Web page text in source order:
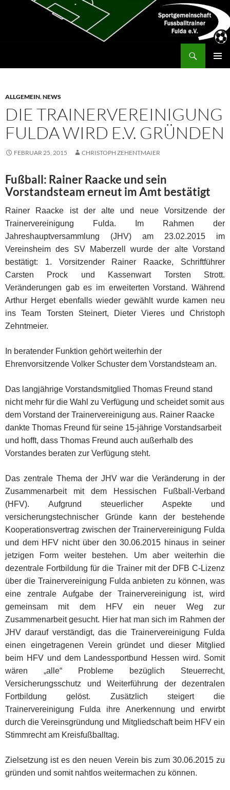
ALLGEMEIN,NEWS
DIE TRAINERVEREINIGUNG
FULDA WIRD E.V. GRÜNDEN
FEBRUAR 25, 2015 CHRISTOPH ZEHENTMAIER
Fußball: Rainer Raacke und sein
Vorstandsteam erneut im Amt bestätigt
Rainer Raacke ist der alte und neue Vorsitzende der
Trainervereinigung Fulda. Im Rahmen der
Jahreshauptversammlung (JHV) am 23.02.2015 im
Vereinsheim des SV Maberzell wurde der alte Vorstand
bestätigt: 1. Vorsitzender Rainer Raacke, Schriftführer
Carsten Prock und Kassenwart Torsten Strott.
Veränderungen gab es im erweiterten Vorstand. Während
Arthur Herget ebenfalls wieder gewählt wurde kamen neu
ins Team Torsten Steinert, Dieter Vieres und Christoph
Zehntmeier.
In beratender Funktion gehört weiterhin der
Ehrenvorsitzende Volker Schuster dem Vorstandsteam an.
Das langjährige Vorstandsmitglied Thomas Freund stand
nicht mehr für die Wahl zu Verfügung und scheidet somit aus
dem Vorstand der Trainervereinigung aus. Rainer Raacke
dankte Thomas Freund für seine 15-jährige Vorstandsarbeit
und hofft, dass Thomas Freund auch außerhalb des
Vorstandes beraten zur Verfügung steht.
Das zentrale Thema der JHV war die Veränderung in der
Zusammenarbeit mit dem Hessischen Fußball-Verband
(HFV). Aufgrund steuerlicher Aspekte und
versicherungstechnischer Gründe kann der bestehende
Kooperationsvertrag zwischen der Trainervereinigung Fulda
und dem HFV nicht über den 30.06.2015 hinaus in seiner
jetzigen Form weiter bestehen. Um aber weiterhin die
dezentrale Fortbildung für die Trainer mit der DFB C-Lizenz
über die Trainervereinigung Fulda anbieten zu können, was
eine zentrale Aufgabe der Trainervereinigung ist, wird
gemeinsam mit dem HFV ein neuer Weg zur
Zusammenarbeit gesucht. Hier hat man sich im Rahmen der
JHV darauf verständigt, das die Trainervereinigung Fulda
einen eingetragenen Verein gründet und dieser Mitglied
beim HFV und dem Landessportbund Hessen wird. Somit
wären „alle“ Probleme bezüglich Steuerrecht,
Versicherungsschutz und Weiterführung der dezentralen
Fortbildung gelöst. Zusätzlich steigert die
Trainervereinigung Fulda ihre Anerkennung und erwirbt
durch die Vereinsgründung und Mitgliedschaft beim HFV ein
Stimmrecht am Kreisfußballtag.
Zielsetzung ist es den neuen Verein bis zum 30.06.2015 zu
gründen und somit nahtlos weitermachen zu können.